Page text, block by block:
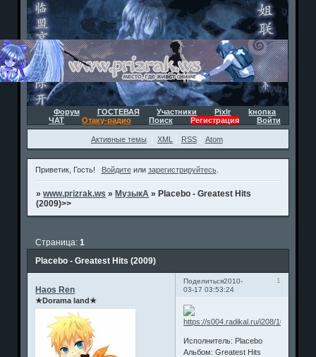
Форум ГОСТЕВАЯ Участники Pixlr
kнопка
ЧАТ
Отаку-радио Поиск Регистрация Войти
Активные темы XML RSS Atom
Приветик, Гость! Войдитеили зарегистрируйтесь.
»www.prizrak.ws » МузыкА » Placebo - Greatest Hits
(2009)>>
Placebo - Greatest Hits (2009)
Страница:1
Поделиться 1
2010-
03-17 03:53:24
Haos Ren
★Dorama land★
Исполнитель: Placebo
Альбом: Greatest Hits